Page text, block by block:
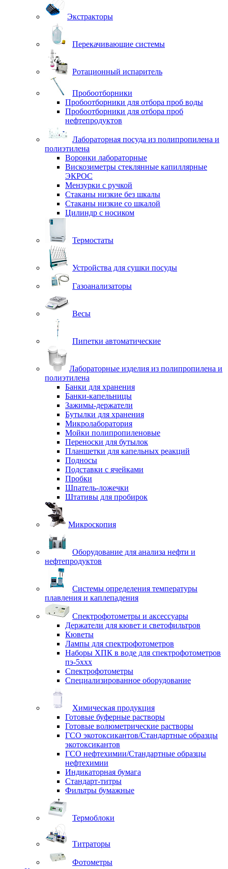
Экстракторы
Перекачивающие системы
Ротационный испаритель
Пробоотборники
Пробоотборники для отбора проб воды
Пробоотборники для отбора проб
нефтепродуктов
Лабораторная посуда из полипропилена и
полиэтилена
Воронки лабораторные
Вискозиметры стеклянные капиллярные
ЭКРОС
Мензурки с ручкой
Стаканы низкие без шкалы
Стаканы низкие со шкалой
Цилиндр с носиком
Термостаты
Устройства для сушки посуды
Газоанализаторы
Весы
Пипетки автоматические
Лабораторные изделия из полипропилена и
полиэтилена
Банки для хранения
Банки-капельницы
Зажимы-держатели
Бутылки для хранения
Микролаборатория
Мойки полипропиленовые
Переноски для бутылок
Планшетки для капельных реакций
Подносы
Подставки с ячейками
Пробки
Шпатель-ложечки
Штативы для пробирок
Микроскопия
Оборудование для анализа нефти и
нефтепродуктов
Системы определения температуры
плавления и каплепадения
Спектрофотометры и аксессуары
Держатели для кювет и светофильтров
Кюветы
Лампы для спектрофотометров
Наборы ХПК в воде для спектрофотометров
пэ-5ххх
Спектрофотометры
Специализированное оборудование
Химическая продукция
Готовые буферные растворы
Готовые волюметрические растворы
ГСО экотоксикантов/Стандартные образцы
экотоксикантов
ГСО нефтехимии/Стандартные образцы
нефтехимии
Индикаторная бумага
Стандарт-титры
Фильтры бумажные
Термоблоки
Титраторы
Фотометры